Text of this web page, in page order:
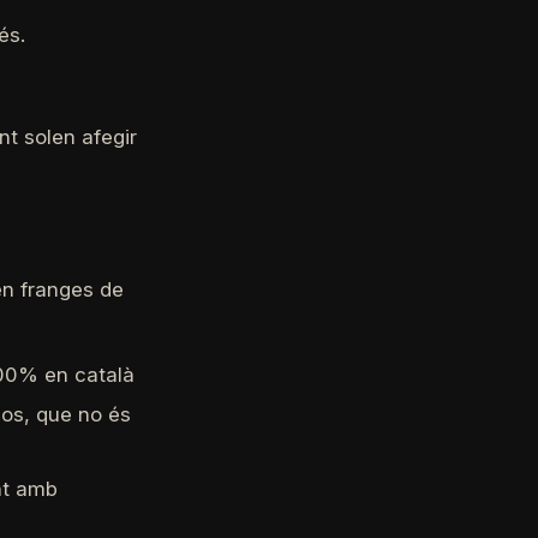
solen afegir
franges de
en català
que no és
amb